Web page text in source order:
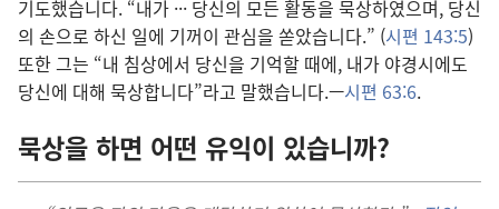
기도했습니다. “내가 ··· 당신의 모든 활동을 묵상하였으며, 당신
의 손으로 하신 일에 기꺼이 관심을 쏟았습니다.” (시편 143:5)
또한 그는 “내 침상에서 당신을 기억할 때에, 내가 야경시에도
당신에 대해 묵상합니다”라고 말했습니다.—시편 63:6.
묵상을 하면 어떤 유익이 있습니까?